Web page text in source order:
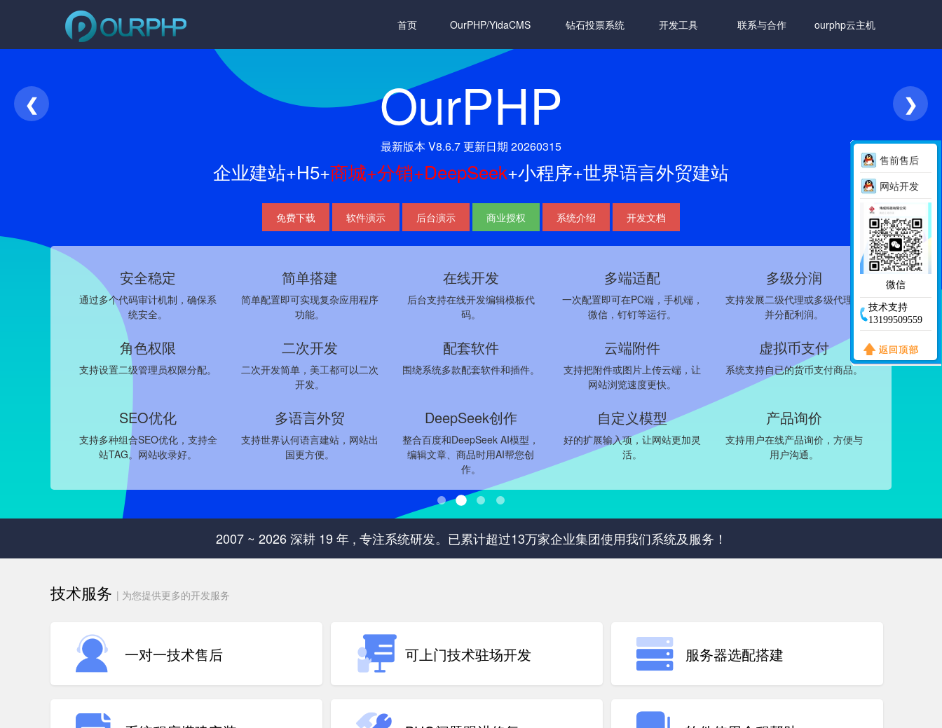
首页 OurPHP/YidaCMS 钻石投票系统 开发工具 联系与合作 ourphp云主机
OurPHP
最新版本 V8.6.7 更新日期 20260315
企业建站+H5+商城+分销+DeepSeek+小程序+世界语言外贸建站
免费下载 软件演示 后台演示 商业授权 系统介绍 开发文档
安全稳定
通过多个代码审计机制，确保系
统安全。
简单搭建
简单配置即可实现复杂应用程序
功能。
在线开发
后台支持在线开发编辑模板代
码。
多端适配
一次配置即可在PC端，手机端，
微信，钉钉等运行。
多级分润
支持发展二级代理或多级代理，
并分配利润。
角色权限
支持设置二级管理员权限分配。
二次开发
二次开发简单，美工都可以二次
开发。
配套软件
围绕系统多款配套软件和插件。
云端附件
支持把附件或图片上传云端，让
网站浏览速度更快。
虚拟币支付
系统支持自已的货币支付商品。
SEO优化
支持多种组合SEO优化，支持全
站TAG。网站收录好。
多语言外贸
支持世界认何语言建站，网站出
国更方便。
DeepSeek创作
整合百度和DeepSeek AI模型，
编辑文章、商品时用AI帮您创
作。
自定义模型
好的扩展输入项，让网站更加灵
活。
产品询价
支持用户在线产品询价，方便与
用户沟通。
❮ ❯
2007 ~ 2026 深耕 19 年 , 专注系统研发。已累计超过13万家企业集团使用我们系统及服务！
技术服务 | 为您提供更多的开发服务
一对一技术售后 可上门技术驻场开发 服务器选配搭建
售前售后
网站开发
微信
技术支持
13199509559